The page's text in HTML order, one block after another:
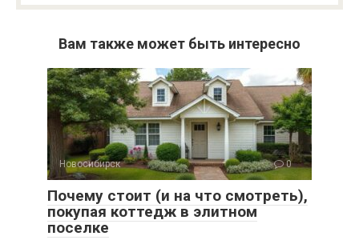
Вам также может быть интересно
Новосибирск 0
Почему стоит (и на что смотреть),
покупая коттедж в элитном
поселке